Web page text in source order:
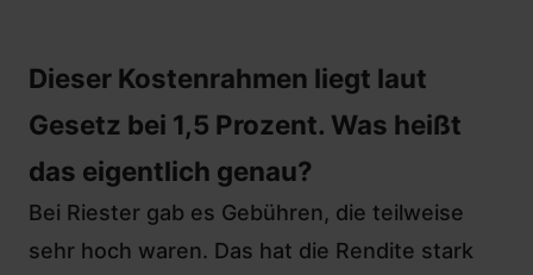
Dieser Kostenrahmen liegt laut
Gesetz bei 1,5 Prozent. Was heißt
das eigentlich genau?
Bei Riester gab es Gebühren, die teilweise
sehr hoch waren. Das hat die Rendite stark